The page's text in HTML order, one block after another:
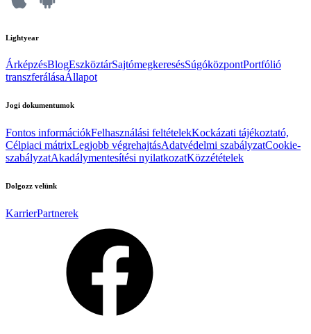
Lightyear
ÁrképzésBlogEszköztárSajtómegkeresésSúgóközpontPortfólió
transzferálásaÁllapot
Jogi dokumentumok
Fontos információkFelhasználási feltételekKockázati tájékoztató,
Célpiaci mátrixLegjobb végrehajtásAdatvédelmi szabályzatCookie-
szabályzatAkadálymentesítési nyilatkozatKözzétételek
Dolgozz velünk
KarrierPartnerek